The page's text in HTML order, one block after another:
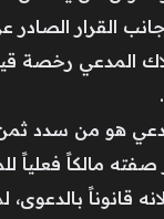
القرار
رخصة
هو من سدد ثمن
صفته مالكاً فعلياً
قانوناً